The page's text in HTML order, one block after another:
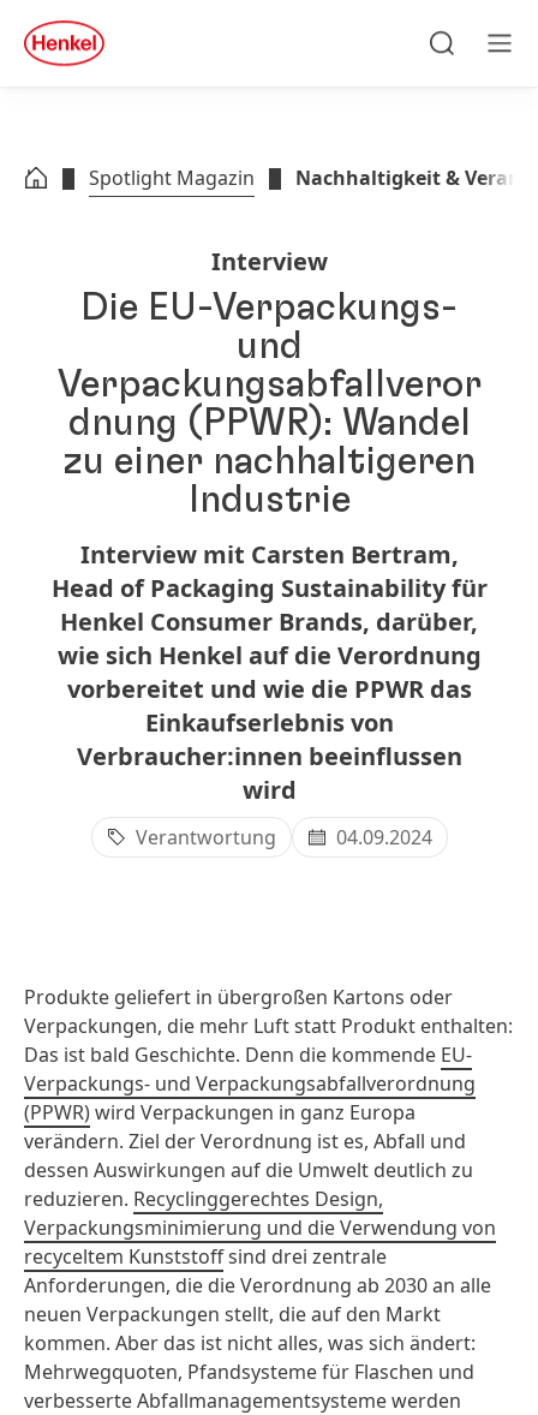
Zu Footer springen
quick
search
Spotlight Magazin Nachhaltigkeit &
Interview
Die EU-Verpackungs-
und
Verpackungsabfallveror
dnung (PPWR): Wandel
zu einer nachhaltigeren
Industrie
Interview mit Carsten Bertram,
Head of Packaging Sustainability für
Henkel Consumer Brands, darüber,
wie sich Henkel auf die Verordnung
vorbereitet und wie die PPWR das
Einkaufserlebnis von
Verbraucher:innen beeinflussen
wird
Verantwortung 04.09.2024
Produkte geliefert in übergroßen Kartons oder
Verpackungen, die mehr Luft statt Produkt enthalten:
Das ist bald Geschichte. Denn die kommende EU-
Verpackungs- und Verpackungsabfallverordnung
(PPWR)wird Verpackungen in ganz Europa
verändern. Ziel der Verordnung ist es, Abfall und
dessen Auswirkungen auf die Umwelt deutlich zu
reduzieren. Recyclinggerechtes Design,
Verpackungsminimierung und die Verwendung von
recyceltem Kunststoffsind drei zentrale
Anforderungen, die die Verordnung ab 2030 an alle
neuen Verpackungen stellt, die auf den Markt
kommen. Aber das ist nicht alles, was sich ändert:
Mehrwegquoten, Pfandsysteme für Flaschen und
verbesserte Abfallmanagementsysteme werden